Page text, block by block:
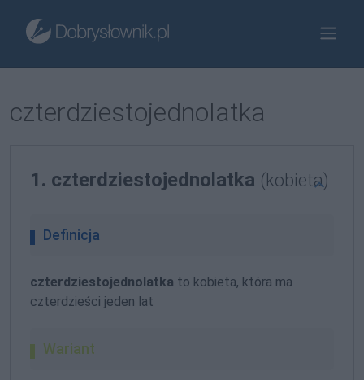
czterdziestojednolatka
1. czterdziestojednolatka (kobieta)
Definicja
czterdziestojednolatka to kobieta, która ma
czterdzieści jeden lat
Wariant